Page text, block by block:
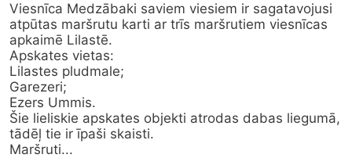
Viesnīca Medzābaki saviem viesiem ir sagatavojusi
atpūtas maršrutu karti ar trīs maršrutiem viesnīcas
apkaimē Lilastē.
Apskates vietas:
Lilastes pludmale;
Garezeri;
Ezers Ummis.
Šie lieliskie apskates objekti atrodas dabas liegumā,
tādēļ tie ir īpaši skaisti.
Maršruti...